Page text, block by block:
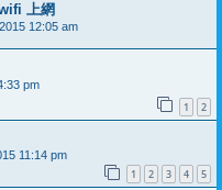
上網
12:05 am
pm
1 2
11:14 pm
1 2 3 4 5